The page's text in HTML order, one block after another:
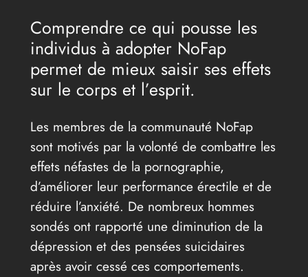
Comprendre ce qui pousse les
individus à adopter NoFap
permet de mieux saisir ses effets
sur le corps et l’esprit.
Les membres de la communauté NoFap
sont motivés par la volonté de combattre les
effets néfastes de la pornographie,
d’améliorer leur performance érectile et de
réduire l’anxiété. De nombreux hommes
sondés ont rapporté une diminution de la
dépression et des pensées suicidaires
après avoir cessé ces comportements.